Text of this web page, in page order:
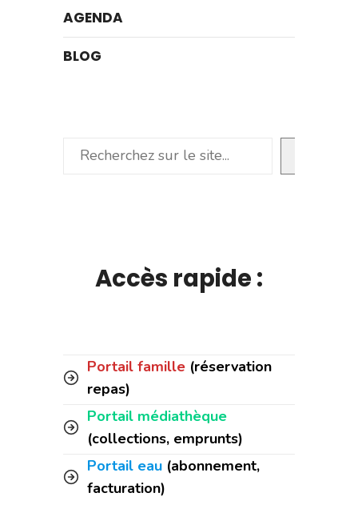
AGENDA
BLOG
Rechercher
Accès rapide :
Portail famille (réservation
repas)
Portail médiathèque
(collections, emprunts)
Portail eau (abonnement,
facturation)